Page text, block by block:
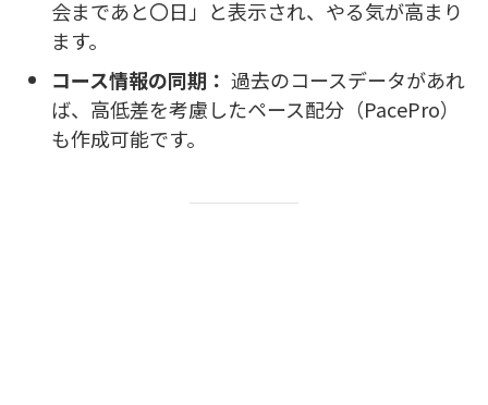
会まであと〇日」と表示され、やる気が高まり
ます。
コース情報の同期： 過去のコースデータがあれ
ば、高低差を考慮したペース配分（PacePro）
も作成可能です。